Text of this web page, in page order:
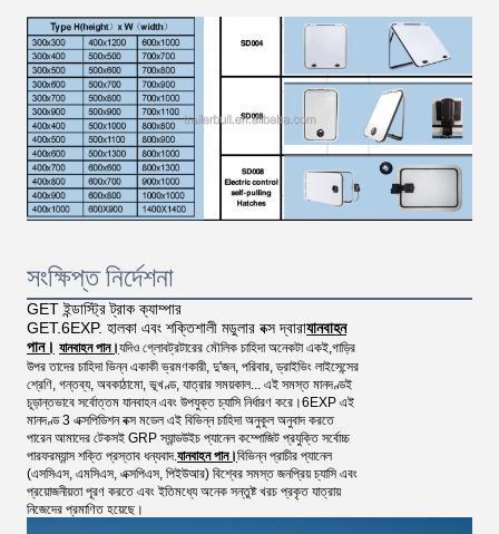
সংক্ষিপ্ত নির্দেশনা
GET ইন্ডাস্ট্রি ট্রাক ক্যাম্পার
GET.6EXP. হালকা এবং শক্তিশালী মডুলার বক্স দ্বারাযানবাহন
পান। যানবাহন পান।যদিও গ্লোবট্রটারের মৌলিক চাহিদা অনেকটা একই,গাড়ির
উপর তাদের চাহিদা ভিন্ন একাকী ভ্রমণকারী, দু'জন, পরিবার, ড্রাইভিং লাইসেন্সের
শ্রেণি, গন্তব্য, অবকাঠামো, ভূখণ্ড, যাত্রার সময়কাল... এই সমস্ত মানদণ্ডই
চূড়ান্তভাবে সর্বোত্তম যানবাহন এবং উপযুক্ত চ্যাসি নির্ধারণ করে।6EXP এই
মানদণ্ড 3 এক্সপিডিশন বক্স মডেল এই বিভিন্ন চাহিদা অনুকূল অনুবাদ করতে
পারেন আমাদের টেকসই GRP স্যান্ডউইচ প্যানেল কম্পোজিট প্রযুক্তি সর্বোচ্চ
পারফরম্যান্স শক্তি প্রস্তাব ধন্যবাদ.যানবাহন পান।বিভিন্ন প্রাচীর প্যানেল
(এসসিএস, এমসিএস, এক্সপিএস, পিইউআর) বিশ্বের সমস্ত জনপ্রিয় চ্যাসি এবং
প্রয়োজনীয়তা পূরণ করতে এবং ইতিমধ্যে অনেক সন্তুষ্ট খরচ প্রকৃত যাত্রায়
নিজেদের প্রমাণিত হয়েছে।